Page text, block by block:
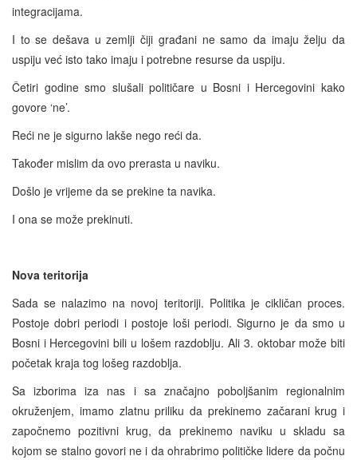
integracijama.
I to se dešava u zemlji čiji građani ne samo da imaju želju da
uspiju već isto tako imaju i potrebne resurse da uspiju.
Četiri godine smo slušali političare u Bosni i Hercegovini kako
govore ‘ne’.
Reći ne je sigurno lakše nego reći da.
Također mislim da ovo prerasta u naviku.
Došlo je vrijeme da se prekine ta navika.
I ona se može prekinuti.
Nova teritorija
Sada se nalazimo na novoj teritoriji. Politika je cikličan proces.
Postoje dobri periodi i postoje loši periodi. Sigurno je da smo u
Bosni i Hercegovini bili u lošem razdoblju. Ali 3. oktobar može biti
početak kraja tog lošeg razdoblja.
Sa izborima iza nas i sa značajno poboljšanim regionalnim
okruženjem, imamo zlatnu priliku da prekinemo začarani krug i
započnemo pozitivni krug, da prekinemo naviku u skladu sa
kojom se stalno govori ne i da ohrabrimo političke lidere da počnu